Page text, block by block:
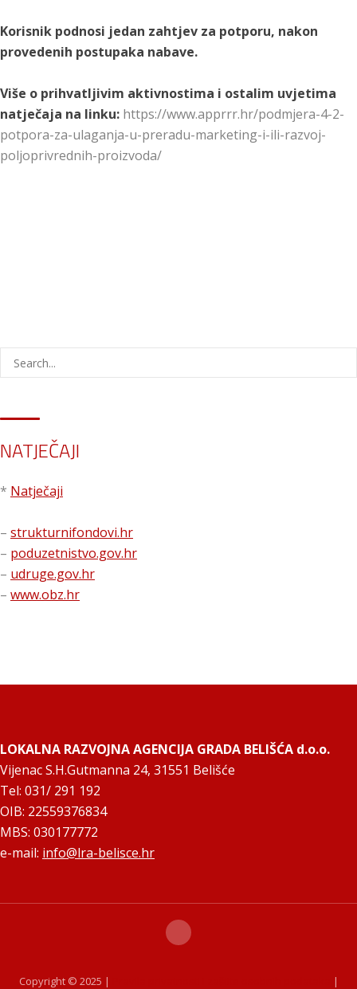
Korisnik podnosi jedan zahtjev za potporu, nakon
provedenih postupaka nabave.
Više o prihvatljivim aktivnostima i ostalim uvjetima
natječaja na linku: https://www.apprrr.hr/podmjera-4-2-
potpora-za-ulaganja-u-preradu-marketing-i-ili-razvoj-
poljoprivrednih-proizvoda/
NATJEČAJI
* Natječaji
– strukturnifondovi.hr
– poduzetnistvo.gov.hr
– udruge.gov.hr
– www.obz.hr
LOKALNA RAZVOJNA AGENCIJA GRADA BELIŠĆA d.o.o.
Vijenac S.H.Gutmanna 24, 31551 Belišće
Tel: 031/ 291 192
OIB: 22559376834
MBS: 030177772
e-mail: info@lra-belisce.hr
Copyright © 2025 |
|